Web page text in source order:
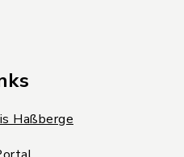
Haßberge